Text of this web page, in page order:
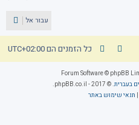
עבור אל
כל הזמנים הםUTC+02:00
. © 2017 - phpBB.co.il.
| תנאי שימוש באתר